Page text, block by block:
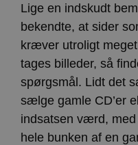
Lige en indskudt
bekendte, at sider
kræver utroligt
tages billeder, så
spørgsmål. Lidt det
sælge gamle CD’er
indsatsen værd,
hele bunken af en